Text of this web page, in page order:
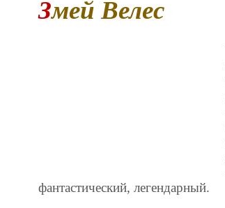
Змей Велес
фантастический, легендарный.